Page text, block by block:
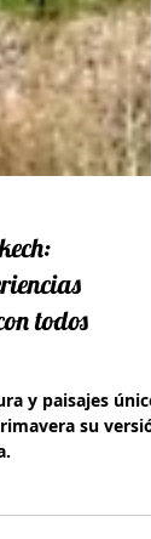
todos